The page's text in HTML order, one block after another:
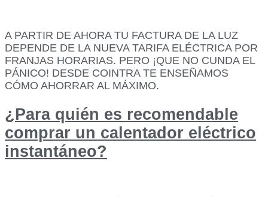
A PARTIR DE AHORA TU FACTURA DE LA LUZ
DEPENDE DE LA NUEVA TARIFA ELÉCTRICA POR
FRANJAS HORARIAS. PERO ¡QUE NO CUNDA EL
PÁNICO! DESDE COINTRA TE ENSEÑAMOS
CÓMO AHORRAR AL MÁXIMO.
¿Para quién es recomendable
comprar un calentador eléctrico
instantáneo?